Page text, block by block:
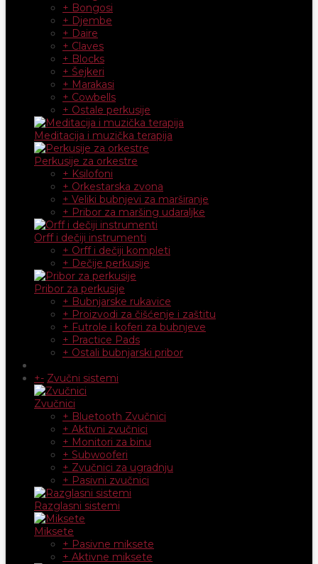
+ Bongosi
+ Djembe
+ Daire
+ Claves
+ Blocks
+ Šejkeri
+ Marakasi
+ Cowbells
+ Ostale perkusije
Meditacija i muzička terapija
Perkusije za orkestre
+ Ksilofoni
+ Orkestarska zvona
+ Veliki bubnjevi za marširanje
+ Pribor za maršing udaraljke
Orff i dečiji instrumenti
+ Orff i dečiji kompleti
+ Dečije perkusije
Pribor za perkusije
+ Bubnjarske rukavice
+ Proizvodi za čišćenje i zaštitu
+ Futrole i koferi za bubnjeve
+ Practice Pads
+ Ostali bubnjarski pribor
+- Zvučni sistemi
Zvučnici
+ Bluetooth Zvučnici
+ Aktivni zvučnici
+ Monitori za binu
+ Subwooferi
+ Zvučnici za ugradnju
+ Pasivni zvučnici
Razglasni sistemi
Miksete
+ Pasivne miksete
+ Aktivne miksete